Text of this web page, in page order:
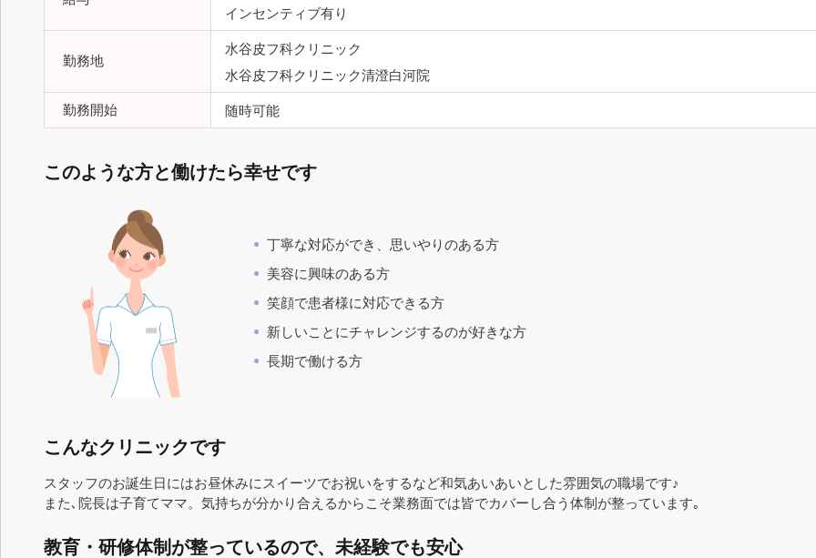
インセンティブ有り
勤務地
水谷皮フ科クリニック
水谷皮フ科クリニック清澄白河院
勤務開始 随時可能
このような方と働けたら幸せです
丁寧な対応ができ、思いやりのある方
美容に興味のある方
笑顔で患者様に対応できる方
新しいことにチャレンジするのが好きな方
長期で働ける方
こんなクリニックです
スタッフのお誕生日にはお昼休みにスイーツでお祝いをするなど和気あいあいとした雰囲気の職場です♪
また､院長は子育てママ。気持ちが分かり合えるからこそ業務面では皆でカバーし合う体制が整っています｡
教育・研修体制が整っているので、未経験でも安心